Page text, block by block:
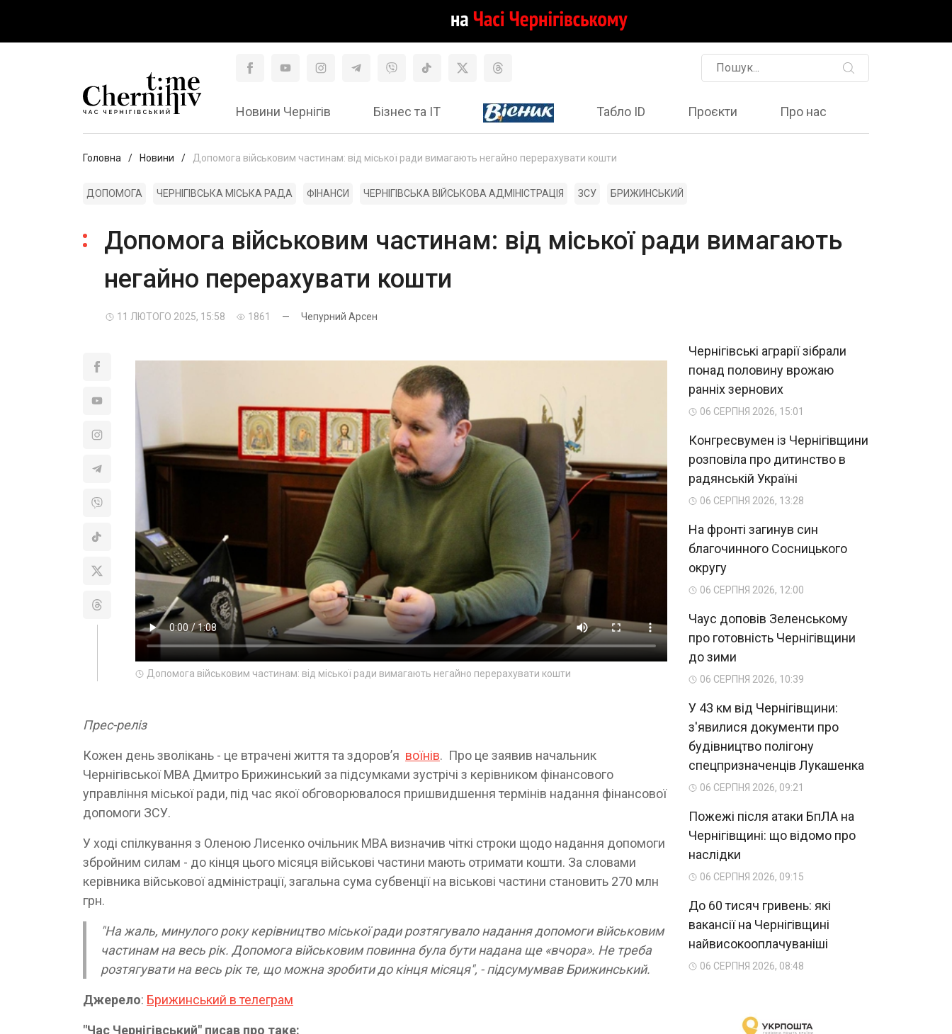
Новини Чернігів Бізнес та ІТ Табло ID Проєкти Про нас
Головна Новини Допомога військовим частинам: від міської ради вимагають негайно перерахувати кошти
ДОПОМОГА ЧЕРНІГІВСЬКА МІСЬКА РАДА ФІНАНСИ ЧЕРНІГІВСЬКА ВІЙСЬКОВА АДМІНІСТРАЦІЯ ЗСУ БРИЖИНСЬКИЙ
Допомога військовим частинам: від міської ради вимагають
негайно перерахувати кошти
11 ЛЮТОГО 2025, 15:58 1861 — Чепурний Арсен
Допомога військовим частинам: від міської ради вимагають негайно перерахувати кошти
Прес-реліз
Кожен день зволікань - це втрачені життя та здоровʼя воїнів. Про це заявив начальник
Чернігівської МВА Дмитро Брижинський за підсумками зустрічі з керівником фінансового
управління міської ради, під час якої обговорювалося пришвидшення термінів надання фінансової
допомоги ЗСУ.
У ході спілкування з Оленою Лисенко очільник МВА визначив чіткі строки щодо надання допомоги
збройним силам - до кінця цього місяця військові частини мають отримати кошти. За словами
керівника військової адміністрації, загальна сума субвенції на віськові частини становить 270 млн
грн.
"На жаль, минулого року керівництво міської ради розтягувало надання допомоги військовим
частинам на весь рік. Допомога військовим повинна була бути надана ще «вчора». Не треба
розтягувати на весь рік те, що можна зробити до кінця місяця", - підсумумвав Брижинський.
Джерело: Брижинський в телеграм
"Час Чернігівський" писав про таке:
Чернігівські аграрії зібрали
понад половину врожаю
ранніх зернових
06 СЕРПНЯ 2026, 15:01
Конгресвумен із Чернігівщини
розповіла про дитинство в
радянській Україні
06 СЕРПНЯ 2026, 13:28
На фронті загинув син
благочинного Сосницького
округу
06 СЕРПНЯ 2026, 12:00
Чаус доповів Зеленському
про готовність Чернігівщини
до зими
06 СЕРПНЯ 2026, 10:39
У 43 км від Чернігівщини:
з'явилися документи про
будівництво полігону
спецпризначенців Лукашенка
06 СЕРПНЯ 2026, 09:21
Пожежі після атаки БпЛА на
Чернігівщині: що відомо про
наслідки
06 СЕРПНЯ 2026, 09:15
До 60 тисяч гривень: які
вакансії на Чернігівщині
найвисокооплачуваніші
06 СЕРПНЯ 2026, 08:48